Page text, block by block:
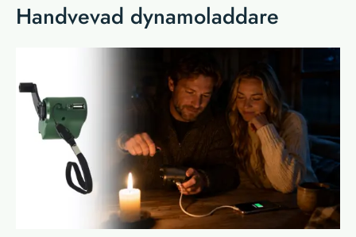
Handvevad dynamoladdare